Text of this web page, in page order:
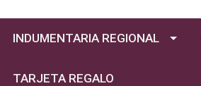
INDUMENTARIA REGIONAL
TARJETA REGALO